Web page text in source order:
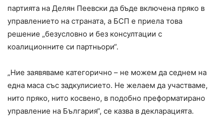
партията на Делян Пеевски да бъде включена пряко в
управлението на страната, а БСП е приела това
решение „безусловно и без консултации с
коалиционните си партньори“.
„Ние заявяваме категорично – не можем да седнем на
една маса със задкулисието. Не желаем да участваме,
нито пряко, нито косвено, в подобно преформатирано
управление на България“, се казва в декларацията.